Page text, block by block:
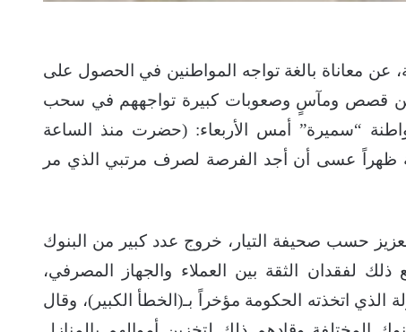
عن معاناة بالغة تواجه المواطنين في الحصول على
قصص ومآسٍ وصعوبات كبيرة تواجههم في سحب
“سميرة” أمس الأربعاء: (حضرت منذ الساعة
ظهراً عسى أن أجد الفرصة لصرف مرتبي الذي مر
حسب صحيفة التيار، خروج عدد كبير من البنوك
ذلك لفقدان الثقة بين العملاء والجهاز المصرفي،
اتخذته الحكومة مؤخراً بـ(الخطأ الكبير)، وقال